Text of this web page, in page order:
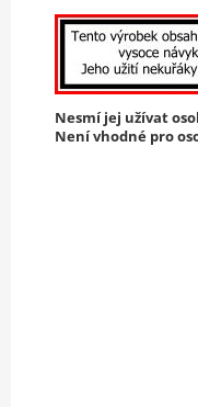
Nesmí jej užívat
Není vhodné pro